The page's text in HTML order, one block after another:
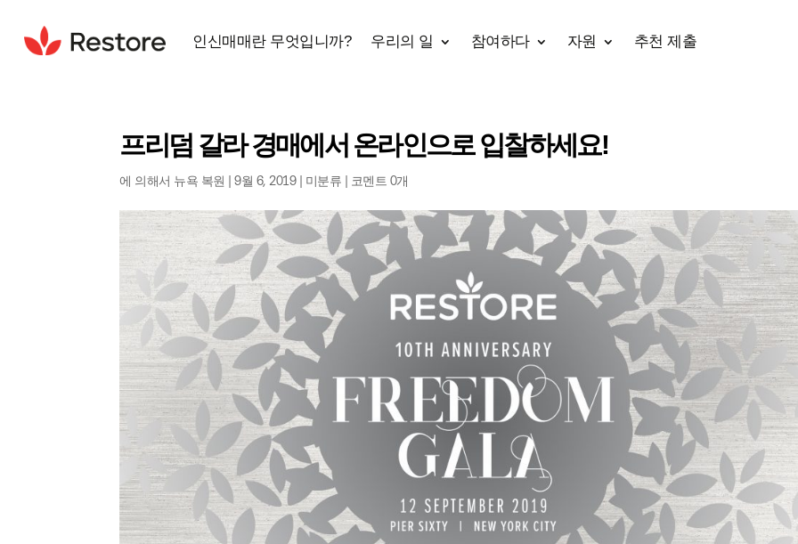
인신매매란 무엇입니까? 우리의 일 참여하다 자원 추천 제출
프리덤 갈라 경매에서 온라인으로 입찰하세요!
에 의해서 뉴욕 복원 |9월 6, 2019| 미분류 | 코멘트 0개